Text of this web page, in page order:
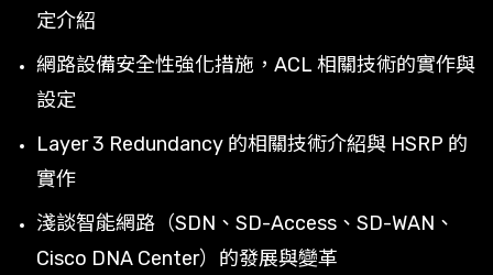
定介紹
網路設備安全性強化措施，ACL 相關技術的實作與
設定
Layer 3 Redundancy 的相關技術介紹與 HSRP 的
實作
淺談智能網路（SDN、SD-Access、SD-WAN、
Cisco DNA Center）的發展與變革